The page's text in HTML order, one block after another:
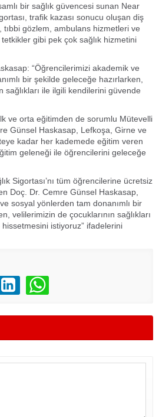
bir sağlık güvencesi sunan Near
trafik kazası sonucu oluşan diş
gözlem, ambulans hizmetleri ve
gibi pek çok sağlık hizmetini
“Öğrencilerimizi akademik ve
bir şekilde geleceğe hazırlarken,
sağlıkları ile ilgili kendilerini güvende
ve orta eğitimden de sorumlu Mütevelli
Günsel Haskasap, Lefkoşa, Girne ve
kadar her kademede eğitim veren
geleneği ile öğrencilerini geleceğe
Sigortası’nı tüm öğrencilerine ücretsiz
Doç. Dr. Cemre Günsel Haskasap,
sosyal yönlerden tam donanımlı bir
velilerimizin de çocuklarının sağlıkları
istiyoruz” ifadelerini